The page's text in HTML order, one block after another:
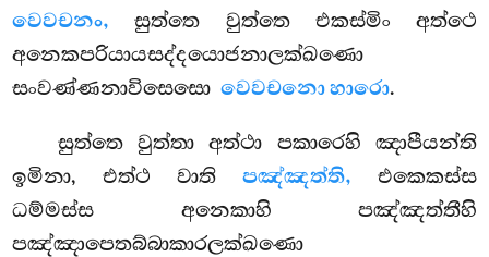
වෙවචනං, සුත්තෙ වුත්තෙ එකස්මිං අත්ථෙ
අනෙකපරියායසද්දයොජනාලක්ඛණො
සංවණ්ණනාවිසෙසොවෙවචනො හාරො.
සුත්තෙ වුත්තා අත්ථා පකාරෙහි ඤාපීයන්ති
ඉමිනා, එත්ථ වාති පඤ්ඤත්ති, එකෙකස්ස
ධම්මස්ස අනෙකාහි පඤ්ඤත්තීහි
පඤ්ඤාපෙතබ්බාකාරලක්ඛණො